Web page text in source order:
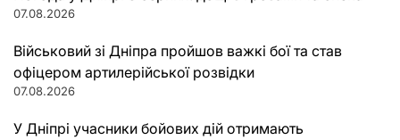
07.08.2026
Військовий зі Дніпра пройшов важкі бої та став
офіцером артилерійської розвідки
07.08.2026
У Дніпрі учасники бойових дій отримають